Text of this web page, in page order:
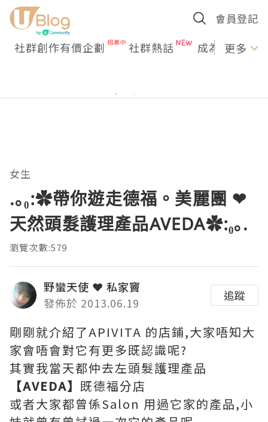
會員登記
社群創作有價企劃 社群熱話 成為U更多
女生
.｡₀:✿帶你遊走德福。美麗團 ❤
天然頭髮護理產品AVEDA✿:₀｡.
瀏覽次數:579
野蠻天使 ❤ 私家竇
發佈於 2013.06.19
追蹤
剛剛就介紹了APIVITA 的店鋪,大家唔知大
家會唔會對它有更多既認識呢?
其實我當天都仲去左頭髮護理產品
【AVEDA】 既德福分店
或者大家都曾係Salon 用過它家的產品,小